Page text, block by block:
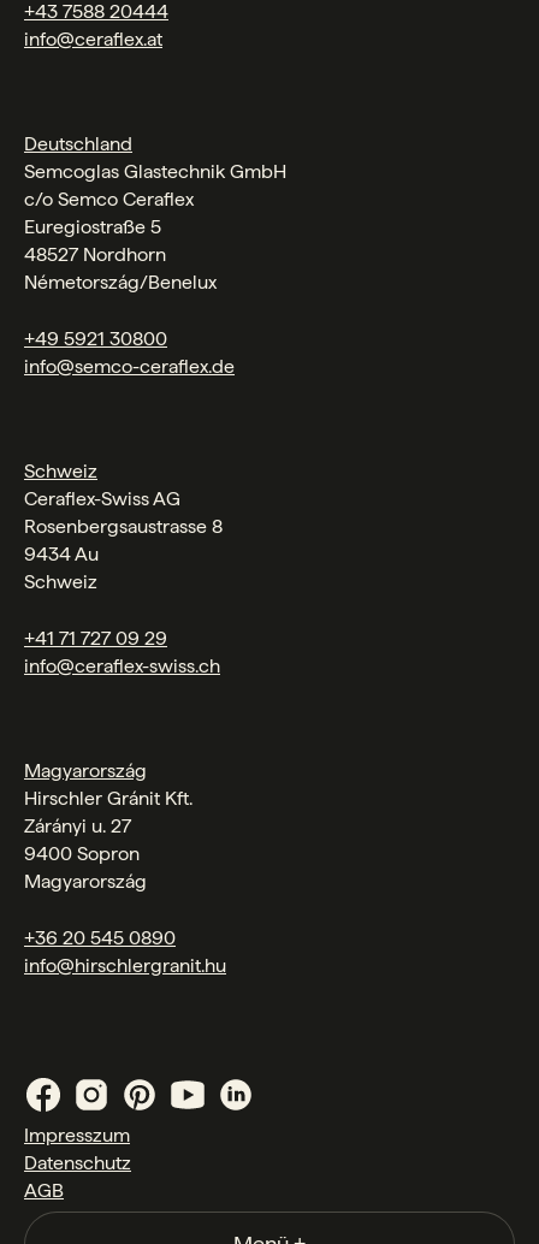
+43 7588 20444
info@ceraflex.at
Deutschland
Semcoglas Glastechnik GmbH
c/o Semco Ceraflex
Euregiostraße 5
48527 Nordhorn
Németország/Benelux
+49 5921 30800
info@semco-ceraflex.de
Schweiz
Ceraflex-Swiss AG
Rosenbergsaustrasse 8
9434 Au
Schweiz
+41 71 727 09 29
info@ceraflex-swiss.ch
Magyarország
Hirschler Gránit Kft.
Zárányi u. 27
9400 Sopron
Magyarország
+36 20 545 0890
info@hirschlergranit.hu
Impresszum
Datenschutz
AGB